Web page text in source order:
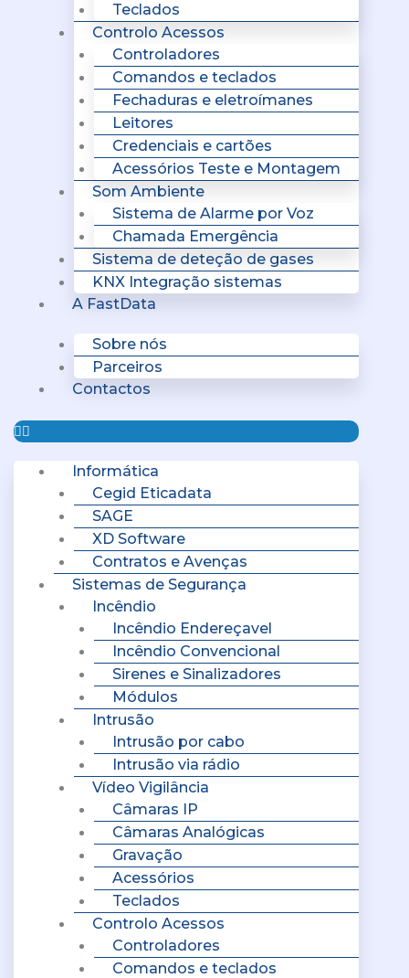
Teclados
Controlo Acessos
Controladores
Comandos e teclados
Fechaduras e eletroímanes
Leitores
Credenciais e cartões
Acessórios Teste e Montagem
Som Ambiente
Sistema de Alarme por Voz
Chamada Emergência
Sistema de deteção de gases
KNX Integração sistemas
A FastData
Sobre nós
Parceiros
Contactos
Informática
Cegid Eticadata
SAGE
XD Software
Contratos e Avenças
Sistemas de Segurança
Incêndio
Incêndio Endereçavel
Incêndio Convencional
Sirenes e Sinalizadores
Módulos
Intrusão
Intrusão por cabo
Intrusão via rádio
Vídeo Vigilância
Câmaras IP
Câmaras Analógicas
Gravação
Acessórios
Teclados
Controlo Acessos
Controladores
Comandos e teclados